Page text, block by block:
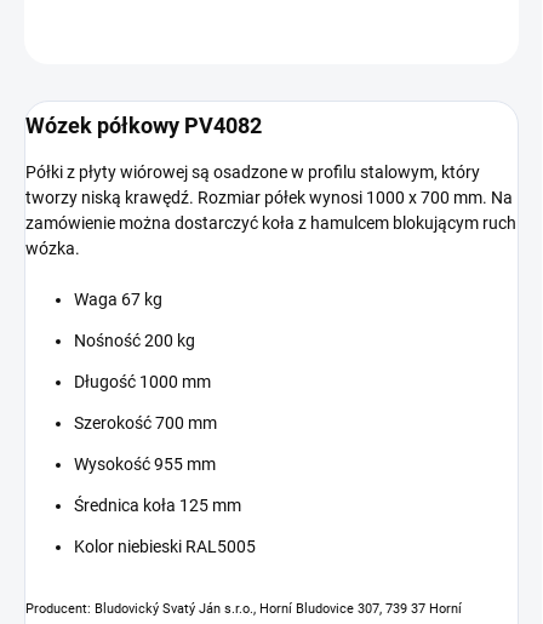
Wózek półkowy PV4082
Półki z płyty wiórowej są osadzone w profilu stalowym, który
tworzy niską krawędź. Rozmiar półek wynosi 1000 x 700 mm. Na
zamówienie można dostarczyć koła z hamulcem blokującym ruch
wózka.
Waga 67 kg
Nośność 200 kg
Długość 1000 mm
Szerokość 700 mm
Wysokość 955 mm
Średnica koła 125 mm
Kolor niebieski RAL5005
Producent: Bludovický Svatý Ján s.r.o., Horní Bludovice 307, 739 37 Horní